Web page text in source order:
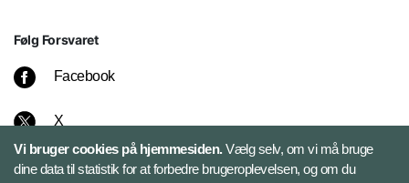
Følg Forsvaret
Facebook
X
Instagram
Vi bruger cookies på hjemmesiden.Vælg selv, om vi må bruge
dine data til statistik for at forbedre brugeroplevelsen, og om du